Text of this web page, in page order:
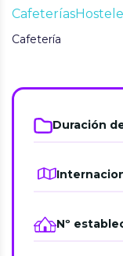
Cafeterías
Cafetería
Duración
Nº